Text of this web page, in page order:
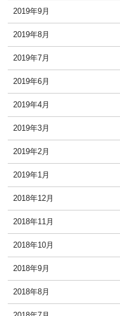
2019年9月
2019年8月
2019年7月
2019年6月
2019年4月
2019年3月
2019年2月
2019年1月
2018年12月
2018年11月
2018年10月
2018年9月
2018年8月